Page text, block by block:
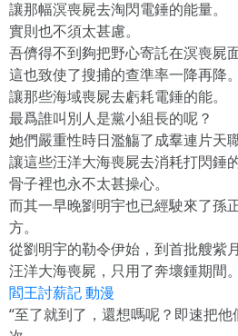
讓那幅溟喪屍去淘閃電錘的能量。
實則也不須太甚慮。
吾儕得不到夠把野心寄託在溟喪屍
這也致使了搜捕的查準率一降再降。
讓那些海域喪屍去虧耗電錘的能。
最爲誰叫別人是黨小組長的呢？
她們嚴重性時日濫觴了成羣連片天職
讓這些汪洋大海喪屍去消耗打閃錘的
骨子裡也永不太甚操心。
而其一早晚劉明宇也已經駛來了孫
方。
從劉明宇的勒令伊始，到首批艘紫
汪洋大海喪屍，只用了奔壞鍾期間。
閻王討薪記 動漫
“至了就到了，還想嗎呢？即速把